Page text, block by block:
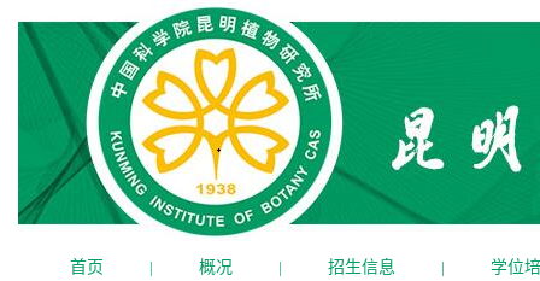
首页 | 概况 | 招生信息 | 学位